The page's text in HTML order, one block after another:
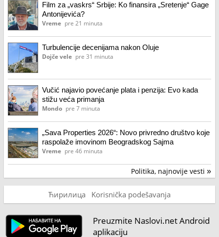
Film za „vaskrs“ Srbije: Ko finansira „Sretenje“ Gage
Antonijevića?
Vreme pre 21 minuta
Turbulencije decenijama nakon Oluje
Dojče vele pre 31 minuta
Vučić najavio povećanje plata i penzija: Evo kada
stižu veća primanja
Mondo pre 7 minuta
„Sava Properties 2026“: Novo privredno društvo koje
raspolaže imovinom Beogradskog Sajma
Vreme pre 46 minuta
Politika, najnovije vesti »
Ћирилица Korisnička podešavanja
Preuzmite Naslovi.net Android
aplikaciju